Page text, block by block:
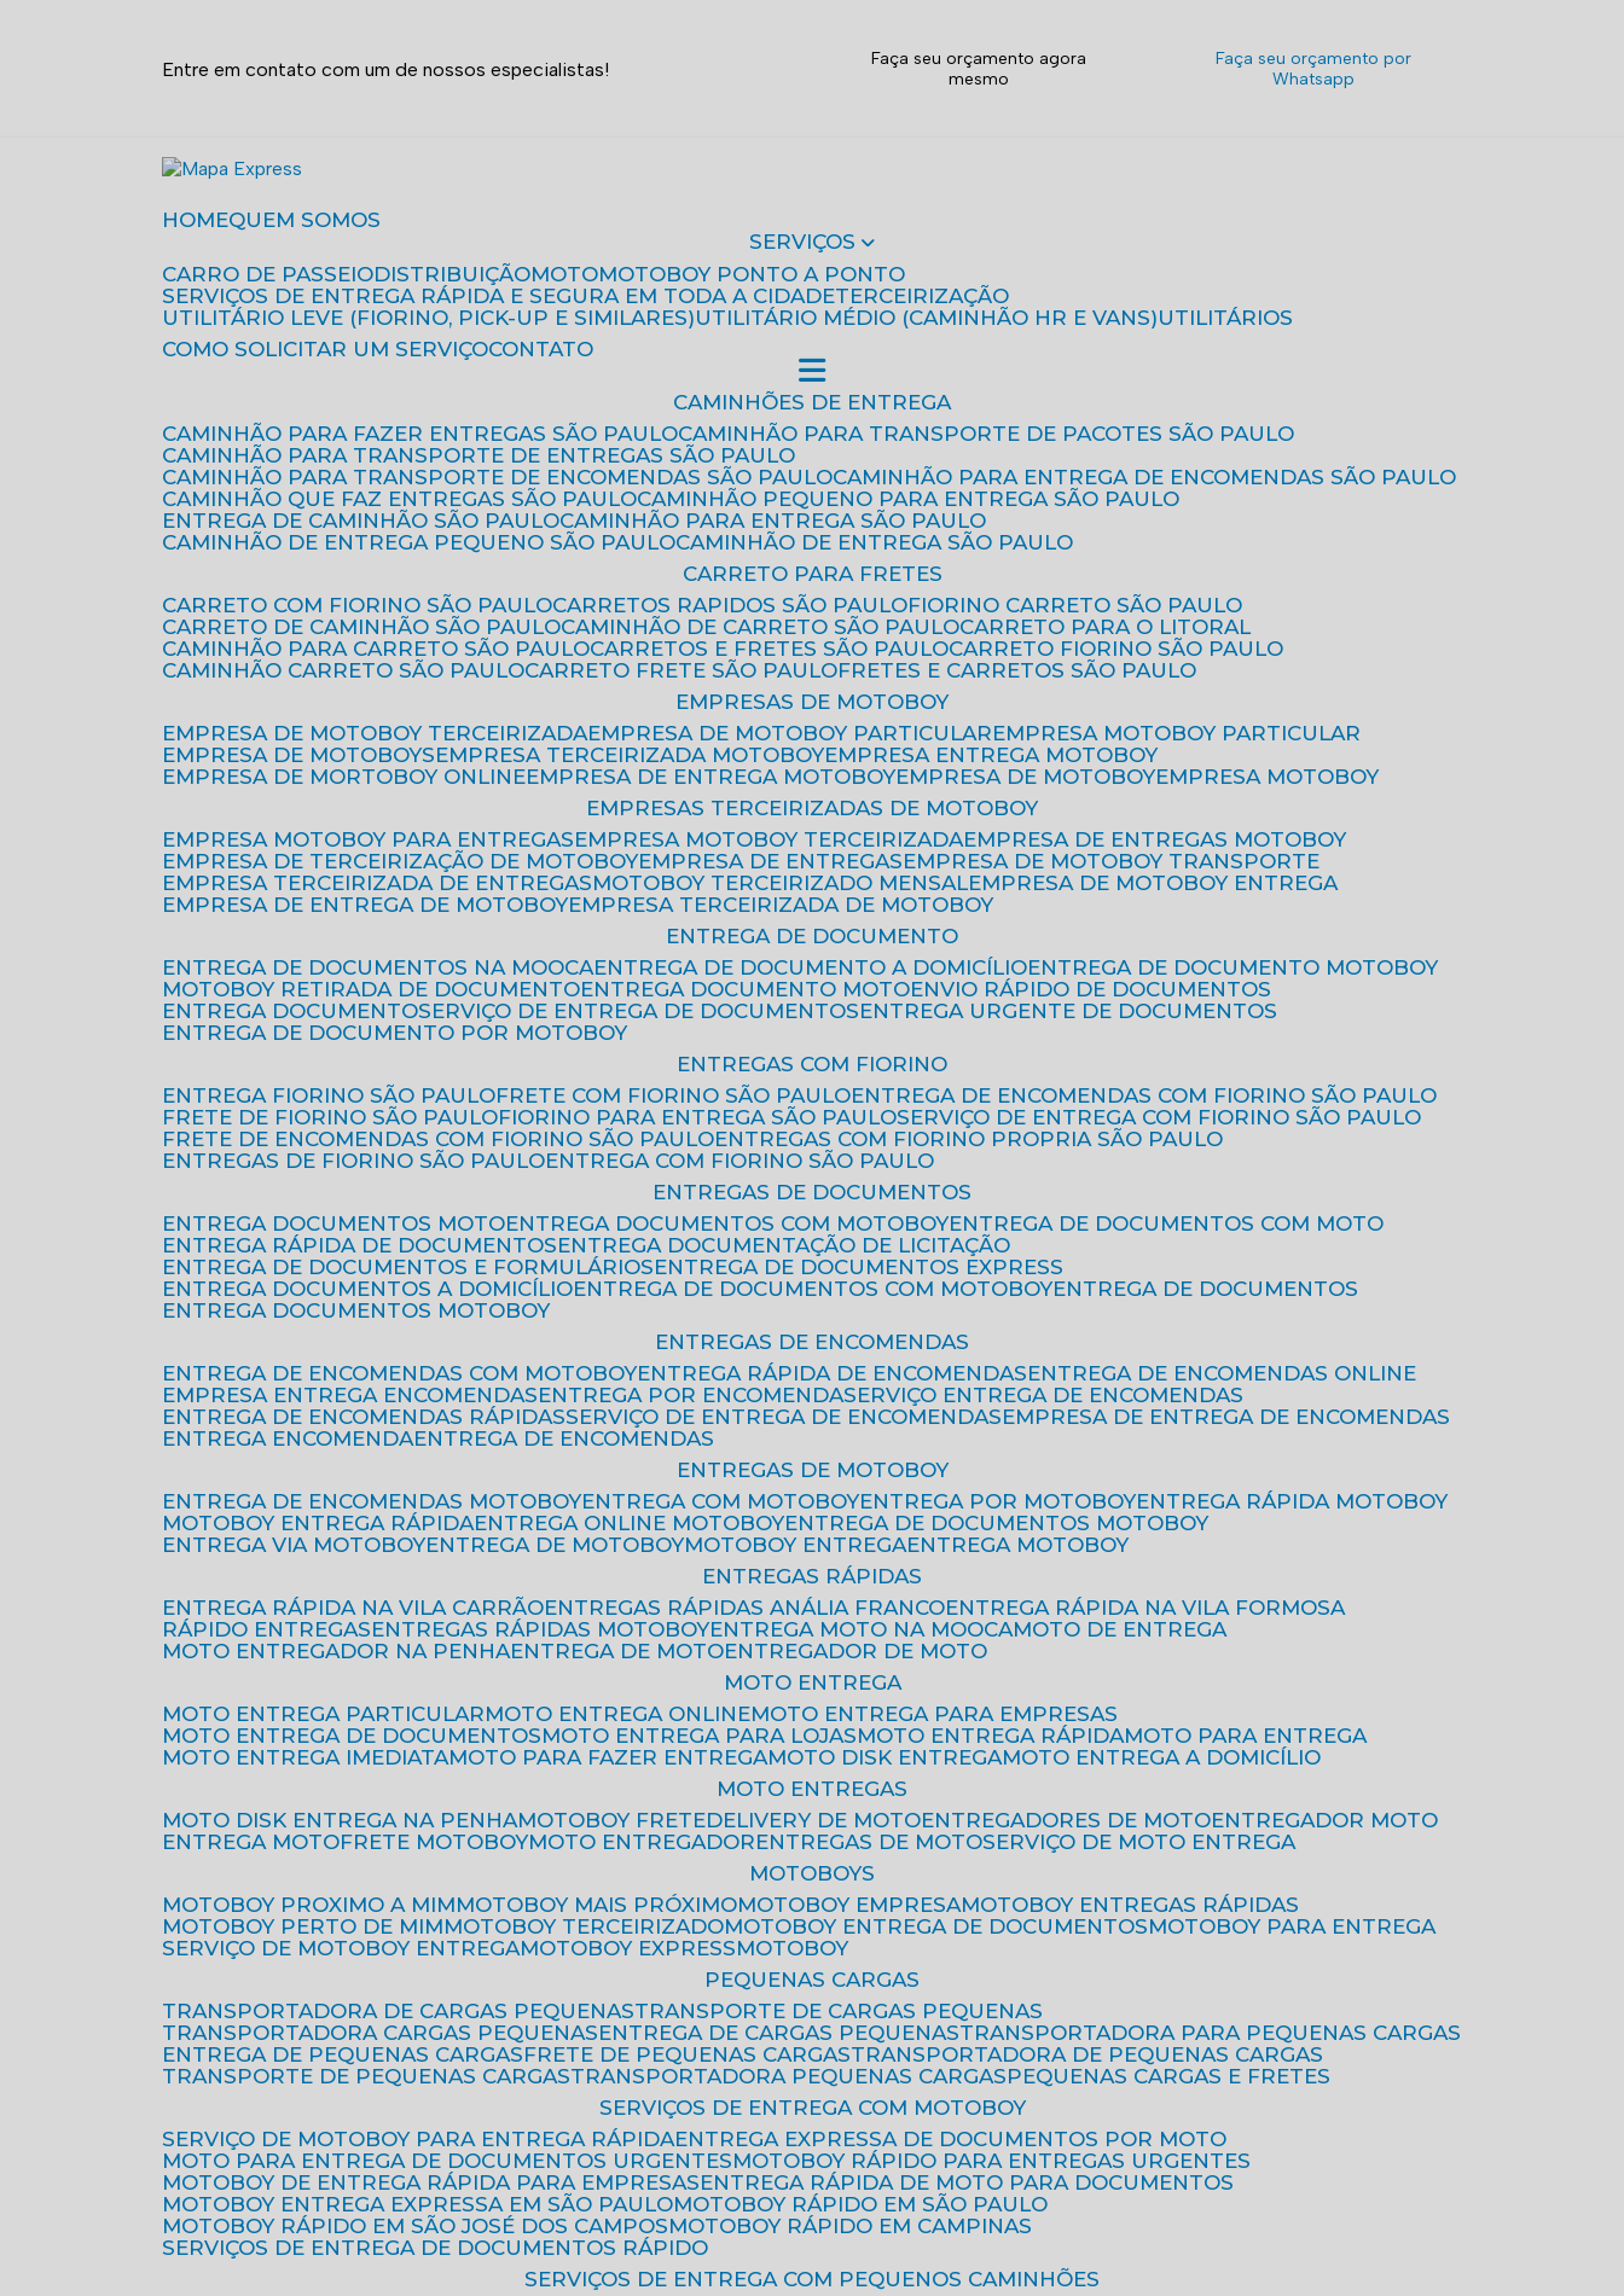
Entre em contato com um de nossos especialistas!
Faça seu orçamento agora
mesmo
Faça seu orçamento por
Whatsapp
HOME
QUEM SOMOS
SERVIÇOS
CARRO DE PASSEIO
DISTRIBUIÇÃO MOTO
MOTOBOY PONTO A PONTO
SERVIÇOS DE ENTREGA RÁPIDA E SEGURA EM TODA A CIDADE
TERCEIRIZAÇÃO
UTILITÁRIO LEVE (FIORINO, PICK-UP E SIMILARES)
UTILITÁRIO MÉDIO (CAMINHÃO HR E VANS)
UTILITÁRIOS
COMO SOLICITAR UM SERVIÇO CONTATO
CAMINHÕES DE ENTREGA
CAMINHÃO PARA FAZER ENTREGAS SÃO PAULO
CAMINHÃO PARA TRANSPORTE DE PACOTES SÃO PAULO
CAMINHÃO PARA TRANSPORTE DE ENTREGAS SÃO PAULO
CAMINHÃO PARA TRANSPORTE DE ENCOMENDAS SÃO PAULO
CAMINHÃO PARA ENTREGA DE ENCOMENDAS SÃO PAULO
CAMINHÃO QUE FAZ ENTREGAS SÃO PAULO
CAMINHÃO PEQUENO PARA ENTREGA SÃO PAULO
ENTREGA DE CAMINHÃO SÃO PAULO
CAMINHÃO PARA ENTREGA SÃO PAULO
CAMINHÃO DE ENTREGA PEQUENO SÃO PAULO
CAMINHÃO DE ENTREGA SÃO PAULO
CARRETO PARA FRETES
CARRETO COM FIORINO SÃO PAULO
CARRETOS RAPIDOS SÃO PAULO
FIORINO CARRETO SÃO PAULO
CARRETO DE CAMINHÃO SÃO PAULO
CAMINHÃO DE CARRETO SÃO PAULO
CARRETO PARA O LITORAL
CAMINHÃO PARA CARRETO SÃO PAULO
CARRETOS E FRETES SÃO PAULO
CARRETO FIORINO SÃO PAULO
CAMINHÃO CARRETO SÃO PAULO
CARRETO FRETE SÃO PAULO
FRETES E CARRETOS SÃO PAULO
EMPRESAS DE MOTOBOY
EMPRESA DE MOTOBOY TERCEIRIZADA
EMPRESA DE MOTOBOY PARTICULAR
EMPRESA MOTOBOY PARTICULAR
EMPRESA DE MOTOBOYS
EMPRESA TERCEIRIZADA MOTOBOY
EMPRESA ENTREGA MOTOBOY
EMPRESA DE MORTOBOY ONLINE
EMPRESA DE ENTREGA MOTOBOY EMPRESA DE MOTOBOY
EMPRESA MOTOBOY
EMPRESAS TERCEIRIZADAS DE MOTOBOY
EMPRESA MOTOBOY PARA ENTREGAS
EMPRESA MOTOBOY TERCEIRIZADA
EMPRESA DE ENTREGAS MOTOBOY
EMPRESA DE TERCEIRIZAÇÃO DE MOTOBOY
EMPRESA DE ENTREGAS
EMPRESA DE MOTOBOY TRANSPORTE
EMPRESA TERCEIRIZADA DE ENTREGAS
MOTOBOY TERCEIRIZADO MENSAL
EMPRESA DE MOTOBOY ENTREGA
EMPRESA DE ENTREGA DE MOTOBOY
EMPRESA TERCEIRIZADA DE MOTOBOY
ENTREGA DE DOCUMENTO
ENTREGA DE DOCUMENTOS NA MOOCA
ENTREGA DE DOCUMENTO A DOMICÍLIO
ENTREGA DE DOCUMENTO MOTOBOY
MOTOBOY RETIRADA DE DOCUMENTO
ENTREGA DOCUMENTO MOTO
ENVIO RÁPIDO DE DOCUMENTOS
ENTREGA DOCUMENTO
SERVIÇO DE ENTREGA DE DOCUMENTOS
ENTREGA URGENTE DE DOCUMENTOS
ENTREGA DE DOCUMENTO POR MOTOBOY
ENTREGAS COM FIORINO
ENTREGA FIORINO SÃO PAULO
FRETE COM FIORINO SÃO PAULO
ENTREGA DE ENCOMENDAS COM FIORINO SÃO PAULO
FRETE DE FIORINO SÃO PAULO
FIORINO PARA ENTREGA SÃO PAULO
SERVIÇO DE ENTREGA COM FIORINO SÃO PAULO
FRETE DE ENCOMENDAS COM FIORINO SÃO PAULO
ENTREGAS COM FIORINO PROPRIA SÃO PAULO
ENTREGAS DE FIORINO SÃO PAULO
ENTREGA COM FIORINO SÃO PAULO
ENTREGAS DE DOCUMENTOS
ENTREGA DOCUMENTOS MOTO
ENTREGA DOCUMENTOS COM MOTOBOY
ENTREGA DE DOCUMENTOS COM MOTO
ENTREGA RÁPIDA DE DOCUMENTOS
ENTREGA DOCUMENTAÇÃO DE LICITAÇÃO
ENTREGA DE DOCUMENTOS E FORMULÁRIOS
ENTREGA DE DOCUMENTOS EXPRESS
ENTREGA DOCUMENTOS A DOMICÍLIO
ENTREGA DE DOCUMENTOS COM MOTOBOY
ENTREGA DE DOCUMENTOS
ENTREGA DOCUMENTOS MOTOBOY
ENTREGAS DE ENCOMENDAS
ENTREGA DE ENCOMENDAS COM MOTOBOY
ENTREGA RÁPIDA DE ENCOMENDAS
ENTREGA DE ENCOMENDAS ONLINE
EMPRESA ENTREGA ENCOMENDAS
ENTREGA POR ENCOMENDA
SERVIÇO ENTREGA DE ENCOMENDAS
ENTREGA DE ENCOMENDAS RÁPIDAS
SERVIÇO DE ENTREGA DE ENCOMENDAS
EMPRESA DE ENTREGA DE ENCOMENDAS
ENTREGA ENCOMENDA
ENTREGA DE ENCOMENDAS
ENTREGAS DE MOTOBOY
ENTREGA DE ENCOMENDAS MOTOBOY
ENTREGA COM MOTOBOY ENTREGA POR MOTOBOY
ENTREGA RÁPIDA MOTOBOY
MOTOBOY ENTREGA RÁPIDA
ENTREGA ONLINE MOTOBOY
ENTREGA DE DOCUMENTOS MOTOBOY
ENTREGA VIA MOTOBOY
ENTREGA DE MOTOBOY MOTOBOY ENTREGA
ENTREGA MOTOBOY
ENTREGAS RÁPIDAS
ENTREGA RÁPIDA NA VILA CARRÃO
ENTREGAS RÁPIDAS ANÁLIA FRANCO
ENTREGA RÁPIDA NA VILA FORMOSA
RÁPIDO ENTREGAS
ENTREGAS RÁPIDAS MOTOBOY ENTREGA MOTO NA MOOCA
MOTO DE ENTREGA
MOTO ENTREGADOR NA PENHA
ENTREGA DE MOTO
ENTREGADOR DE MOTO
MOTO ENTREGA
MOTO ENTREGA PARTICULAR
MOTO ENTREGA ONLINE
MOTO ENTREGA PARA EMPRESAS
MOTO ENTREGA DE DOCUMENTOS
MOTO ENTREGA PARA LOJAS MOTO ENTREGA RÁPIDA
MOTO PARA ENTREGA
MOTO ENTREGA IMEDIATA
MOTO PARA FAZER ENTREGA MOTO DISK ENTREGA
MOTO ENTREGA A DOMICÍLIO
MOTO ENTREGAS
MOTO DISK ENTREGA NA PENHA
MOTOBOY FRETE DELIVERY DE MOTO ENTREGADORES DE MOTO
ENTREGADOR MOTO
ENTREGA MOTO
FRETE MOTOBOY MOTO ENTREGADOR ENTREGAS DE MOTO
SERVIÇO DE MOTO ENTREGA
MOTOBOYS
MOTOBOY PROXIMO A MIM
MOTOBOY MAIS PRÓXIMO MOTOBOY EMPRESA
MOTOBOY ENTREGAS RÁPIDAS
MOTOBOY PERTO DE MIM
MOTOBOY TERCEIRIZADO MOTOBOY ENTREGA DE DOCUMENTOS
MOTOBOY PARA ENTREGA
SERVIÇO DE MOTOBOY ENTREGA
MOTOBOY EXPRESS
MOTOBOY
PEQUENAS CARGAS
TRANSPORTADORA DE CARGAS PEQUENAS
TRANSPORTE DE CARGAS PEQUENAS
TRANSPORTADORA CARGAS PEQUENAS
ENTREGA DE CARGAS PEQUENAS
TRANSPORTADORA PARA PEQUENAS CARGAS
ENTREGA DE PEQUENAS CARGAS
FRETE DE PEQUENAS CARGAS
TRANSPORTADORA DE PEQUENAS CARGAS
TRANSPORTE DE PEQUENAS CARGAS
TRANSPORTADORA PEQUENAS CARGAS
PEQUENAS CARGAS E FRETES
SERVIÇOS DE ENTREGA COM MOTOBOY
SERVIÇO DE MOTOBOY PARA ENTREGA RÁPIDA
ENTREGA EXPRESSA DE DOCUMENTOS POR MOTO
MOTO PARA ENTREGA DE DOCUMENTOS URGENTES
MOTOBOY RÁPIDO PARA ENTREGAS URGENTES
MOTOBOY DE ENTREGA RÁPIDA PARA EMPRESAS
ENTREGA RÁPIDA DE MOTO PARA DOCUMENTOS
MOTOBOY ENTREGA EXPRESSA EM SÃO PAULO
MOTOBOY RÁPIDO EM SÃO PAULO
MOTOBOY RÁPIDO EM SÃO JOSÉ DOS CAMPOS
MOTOBOY RÁPIDO EM CAMPINAS
SERVIÇOS DE ENTREGA DE DOCUMENTOS RÁPIDO
SERVIÇOS DE ENTREGA COM PEQUENOS CAMINHÕES